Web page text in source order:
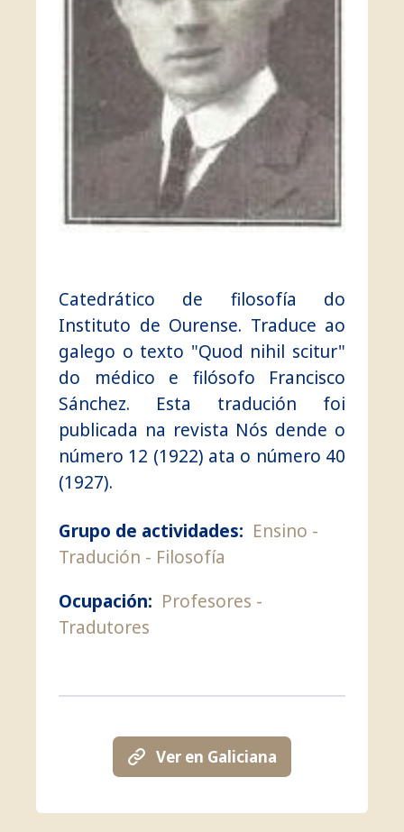
Catedrático de filosofía do
Instituto de Ourense. Traduce ao
galego o texto "Quod nihil scitur"
do médico e filósofo Francisco
Sánchez. Esta tradución foi
publicada na revista Nós dende o
número 12 (1922) ata o número 40
(1927).
Grupo de actividades: Ensino
Tradución
Filosofía
Ocupación: Profesores
Tradutores
Ver en Galiciana